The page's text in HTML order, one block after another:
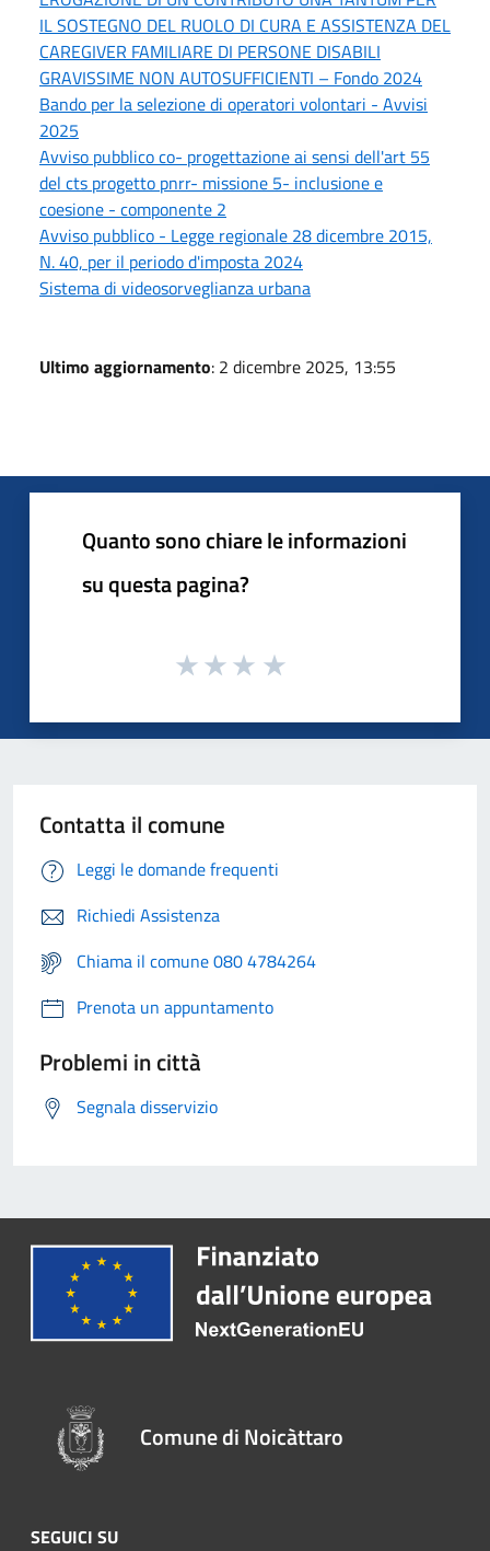
IL SOSTEGNO DEL RUOLO DI CURA E ASSISTENZA DEL
CAREGIVER FAMILIARE DI PERSONE DISABILI
GRAVISSIME NON AUTOSUFFICIENTI – Fondo 2024
Bando per la selezione di operatori volontari - Avvisi
2025
Avviso pubblico co- progettazione ai sensi dell'art 55
del cts progetto pnrr- missione 5- inclusione e
coesione - componente 2
Avviso pubblico - Legge regionale 28 dicembre 2015,
N. 40, per il periodo d'imposta 2024
Sistema di videosorveglianza urbana
Ultimo aggiornamento: 2 dicembre 2025, 13:55
Quanto sono chiare le informazioni
su questa pagina?
Contatta il comune
Leggi le domande frequenti
Richiedi Assistenza
Chiama il comune 080 4784264
Prenota un appuntamento
Problemi in città
Segnala disservizio
Comune di Noicàttaro
SEGUICI SU